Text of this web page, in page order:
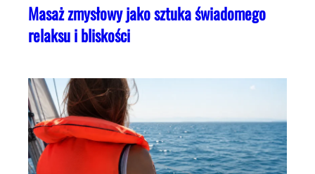
Masaż zmysłowy jako sztuka świadomego
relaksu i bliskości